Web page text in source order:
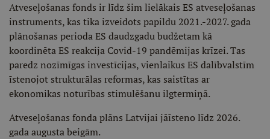
Atveseļošanas fonds ir līdz šim lielākais ES atveseļošanas
instruments, kas tika izveidots papildu 2021.-2027. gada
plānošanas perioda ES daudzgadu budžetam kā
koordinēta ES reakcija Covid-19 pandēmijas krīzei. Tas
paredz nozīmīgas investīcijas, vienlaikus ES dalībvalstīm
īstenojot strukturālas reformas, kas saistītas ar
ekonomikas noturības stimulēšanu ilgtermiņā.
Atveseļošanas fonda plāns Latvijai jāīsteno līdz 2026.
gada augusta beigām.